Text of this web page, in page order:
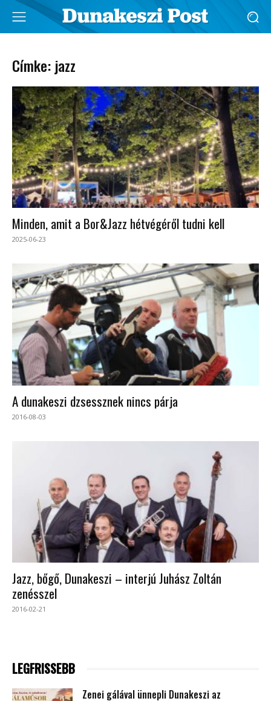
Címke: jazz
Minden, amit a Bor&Jazz hétvégéről tudni kell
2025-06-23
A dunakeszi dzsessznek nincs párja
2016-08-03
Jazz, bőgő, Dunakeszi – interjú Juhász Zoltán
zenésszel
2016-02-21
LEGFRISSEBB
Zenei gálával ünnepli Dunakeszi az